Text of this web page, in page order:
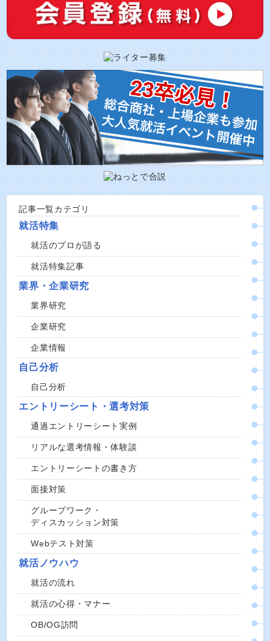
記事一覧カテゴリ
就活特集
就活のプロが語る
就活特集記事
業界・企業研究
業界研究
企業研究
企業情報
自己分析
自己分析
エントリーシート・選考対策
通過エントリーシート実例
リアルな選考情報・体験談
エントリーシートの書き方
面接対策
グループワーク・
ディスカッション対策
Webテスト対策
就活ノウハウ
就活の流れ
就活の心得・マナー
OB/OG訪問